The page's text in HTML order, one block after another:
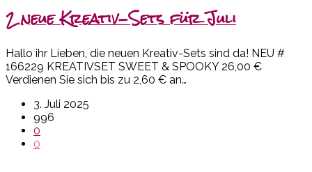
2 neue Kreativ-Sets für Juli
Hallo ihr Lieben, die neuen Kreativ-Sets sind da! NEU #
166229 KREATIVSET SWEET & SPOOKY 26,00 €
Verdienen Sie sich bis zu 2,60 € an…
3. Juli 2025
996
0
0